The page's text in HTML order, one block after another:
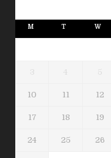
M T W
3 4 5
10 11 12
17 18 19
24 25 26